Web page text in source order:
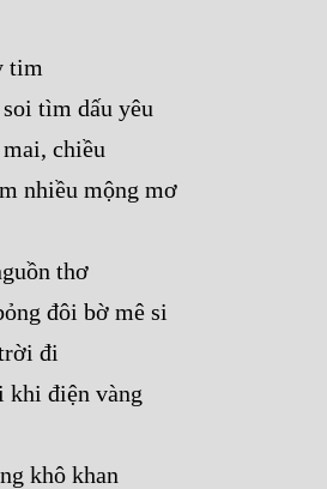
tim
tìm dấu yêu
chiều
nhiều mộng mơ
thơ
đôi bờ mê si
đi
khi điện vàng
khô khan